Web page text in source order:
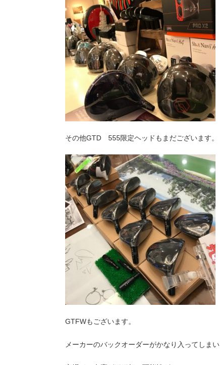
その他GTD 555限定ヘッドもまだございます。
GTFWもございます。
メーカーのバックオーダーがかなり入ってしまい